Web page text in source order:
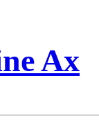
Ax